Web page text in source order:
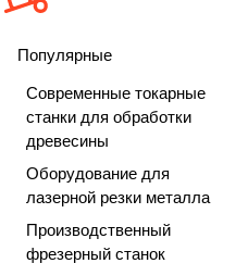
Популярные
Современные токарные
станки для обработки
древесины
Оборудование для
лазерной резки металла
Производственный
фрезерный станок